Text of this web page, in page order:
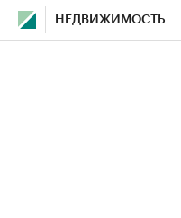
НЕДВИЖИМОСТЬ